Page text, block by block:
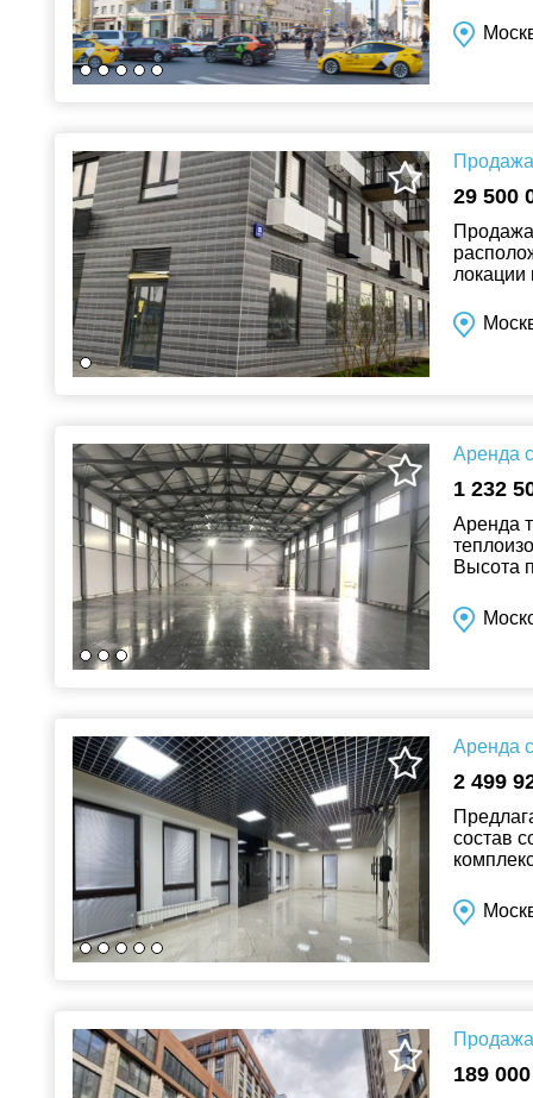
29 500
Аренда
1 232
Аренда
Высота
Аренда
2 499
состав
189